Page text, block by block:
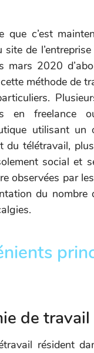
c’est
de
mars 2020
méthode de
en freelance
utilisant un
du télétravail,
social et
observées par
du nombre
de travail
résident